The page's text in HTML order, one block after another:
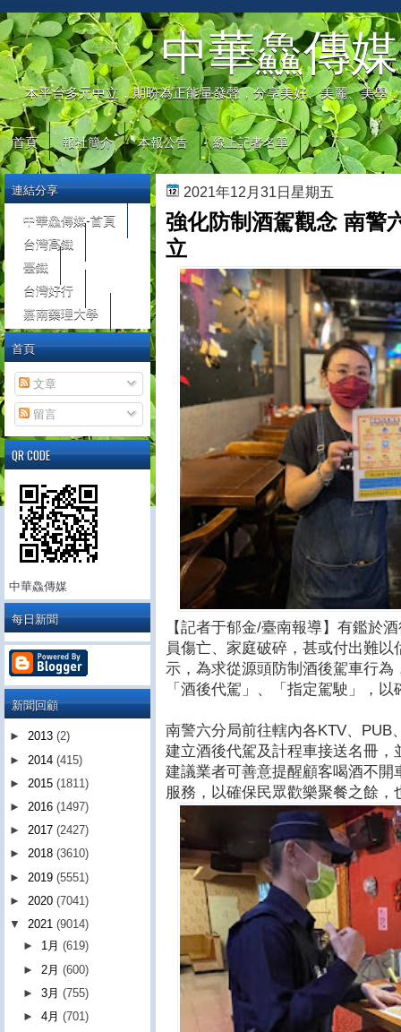
中華鱻傳媒
本平台多元中立，期盼為正能量發聲，分享美好、美麗、美學
首頁 報社簡介 本報公告 線上記者名單
2021年12月31日星期五
強化防制酒駕觀念 南警
立
【記者于郁金/臺南報導】有鑑於
員傷亡、家庭破碎，甚或付出難
示，為求從源頭防制酒後駕車行
「酒後代駕」、「指定駕駛」，
南警六分局前往轄內各KTV、
建立酒後代駕及計程車接送名冊
建議業者可善意提醒顧客喝酒不
服務，以確保民眾歡樂聚餐之餘，
連結分享
中華鱻傳媒-首頁
台灣高鐵
臺鐵
台灣好行
嘉南藥理大學
首頁
文章
留言
QR CODE
中華鱻傳媒
每日新聞
新聞回顧
► 2013 (2)
► 2014 (415)
► 2015 (1811)
► 2016 (1497)
► 2017 (2427)
► 2018 (3610)
► 2019 (5551)
► 2020 (7041)
▼ 2021 (9014)
► 1月(619)
► 2月(600)
►3月(755)
►4月(701)